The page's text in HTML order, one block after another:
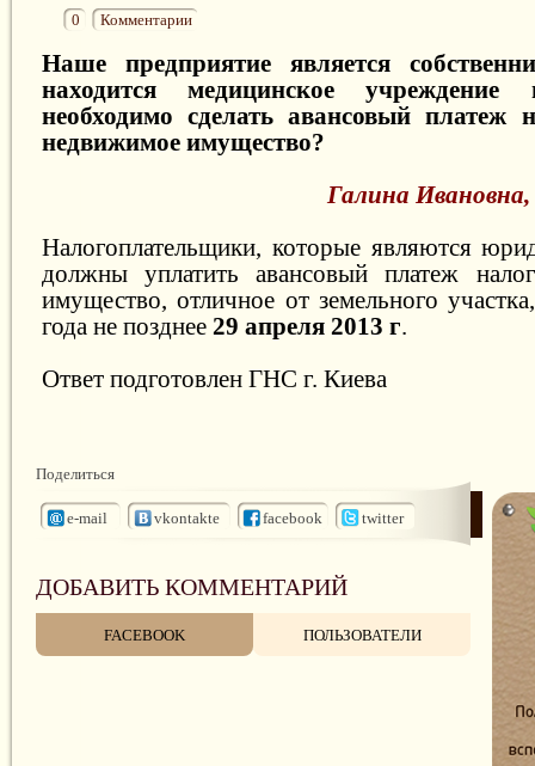
0 Комментарии
Наше предприятие является
находится медицинское
необходимо сделать авансовый платеж
недвижимое имущество?
Галина Ивановна,
Налогоплательщики, которые являются
должны уплатить авансовый платеж
имущество, отличное от земельного
года не позднее 29 апреля 2013 г.
Ответ подготовлен ГНС г. Киева
Поделиться
e-mail vkontakte facebook twitter
ДОБАВИТЬ КОММЕНТАРИЙ
FACEBOOK ПОЛЬЗОВАТЕЛИ